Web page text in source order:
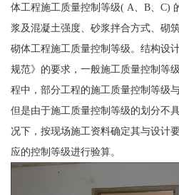
体工程施工质量控制等级( A、B、C)
浆及混凝土强度、砂浆拌合方式、砌
砌体工程施工质量控制等级。结构设
规范》的要求，一般施工质量控制等
程中，部分工程的施工质量控制等级
但是由于施工质量控制等级的划分不
况下，按现场施工资料确定其与设计
应的控制等级进行验算。